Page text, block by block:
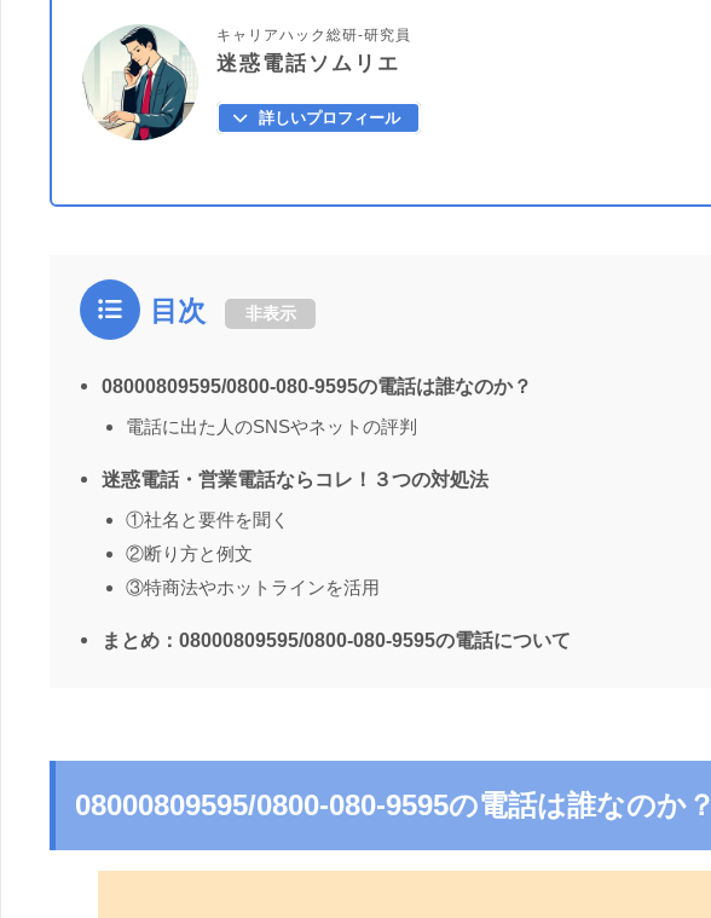
キャリアハック総研-研究員
迷惑電話ソムリエ
詳しいプロフィール
目次 非表示
08000809595/0800-080-9595の電話は誰なのか？
電話に出た人のSNSやネットの評判
迷惑電話・営業電話ならコレ！３つの対処法
①社名と要件を聞く
②断り方と例文
③特商法やホットラインを活用
まとめ：08000809595/0800-080-9595の電話について
08000809595/0800-080-9595の電話は誰なのか？